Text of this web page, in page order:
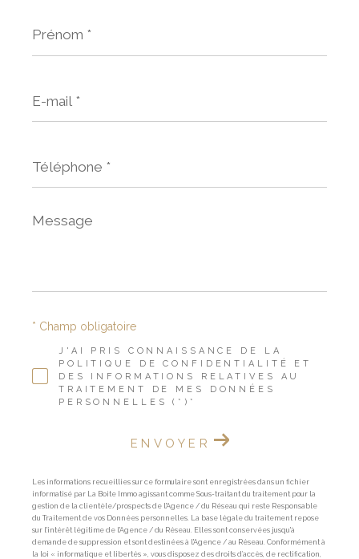
*
mail
*
Message
J'AI PRIS CONNAISSANCE DE LA
POLITIQUE DE CONFIDENTIALITÉ ET
DES INFORMATIONS RELATIVES AU
TRAITEMENT DE MES DONNÉES
PERSONNELLES (*)*
* Champ obligatoire
ENVOYER
Les informations recueillies sur ce formulaire sont enregistrées dans un fichier
informatisé par La Boite Immo agissant comme Sous-traitant du traitement pour la
gestion de la clientèle/prospects de l'Agence / du Réseau qui reste Responsable
du Traitement de vos Données personnelles. La base légale du traitement repose
sur l'intérêt légitime de l'Agence / du Réseau. Elles sont conservées jusqu'à
demande de suppression et sont destinées à l'Agence / au Réseau. Conformément à
la loi « informatique et libertés », vous disposez des droits d’accès, de rectification,